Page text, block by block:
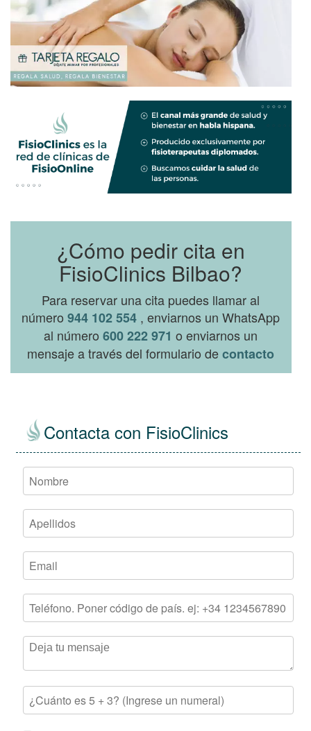
¿Cómo pedir cita en
FisioClinics Bilbao?
Para reservar una cita puedes llamar al
número944 102 554 , enviarnos un WhatsApp
al número600 222 971 o enviarnos un
mensaje a través del formulario decontacto
Contacta con FisioClinics